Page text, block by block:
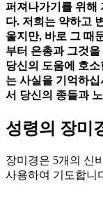
퍼져나가기를 위해
다. 저희는 약하고
울지만, 바로 그 때
부터 은총과 그것
당신의 도움에 호
는 사실을 기억하
서 당신의 종들과
성령의 장미
장미경은 5개의 신
사용하여 기도합니